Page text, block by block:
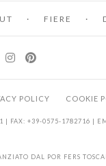
FIERE
POLICY COOKIE
| FAX: +39-0575-1782716 |
DAL POR FERS